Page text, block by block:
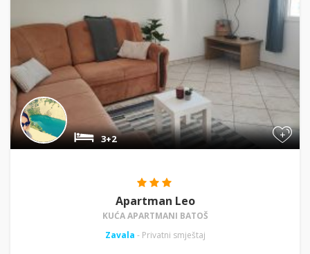
+
3+2
Apartman Leo
KUĆA APARTMANI BATOŠ
Zavala - Privatni smještaj